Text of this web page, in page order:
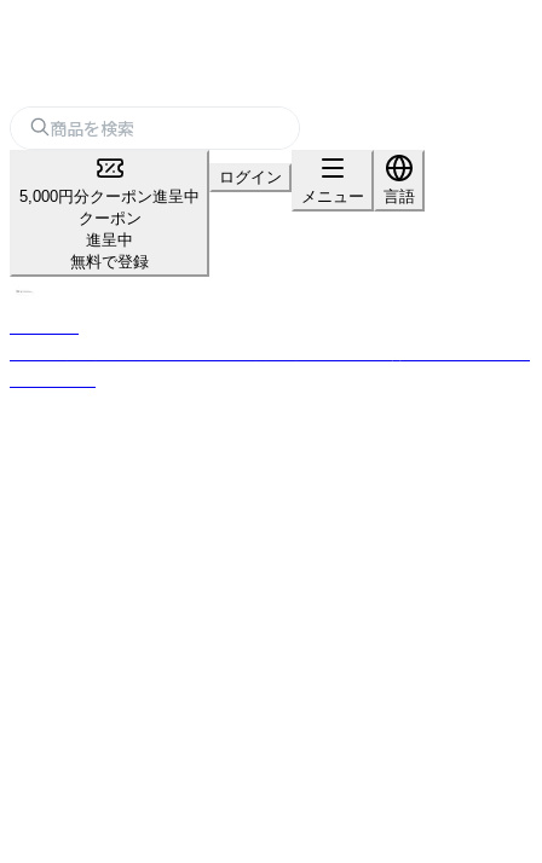
5,000円分クーポン進呈中
クーポン
進呈中
無料で登録
ログイン
メニュー
言語